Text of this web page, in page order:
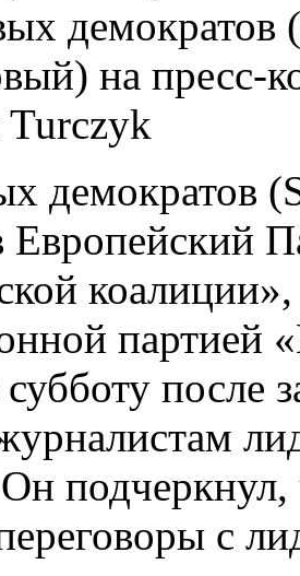
на
Turczyk
демократов
партией
после
подчеркнул,
с